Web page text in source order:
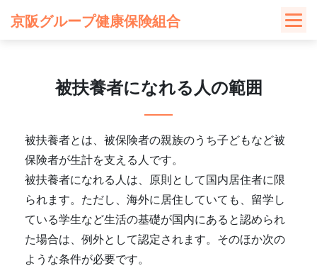
京阪グループ健康保険組合
被扶養者になれる人の範囲
被扶養者とは、被保険者の親族のうち子どもなど被
保険者が生計を支える人です。
被扶養者になれる人は、原則として国内居住者に限
られます。ただし、海外に居住していても、留学し
ている学生など生活の基礎が国内にあると認められ
た場合は、例外として認定されます。そのほか次の
ような条件が必要です。